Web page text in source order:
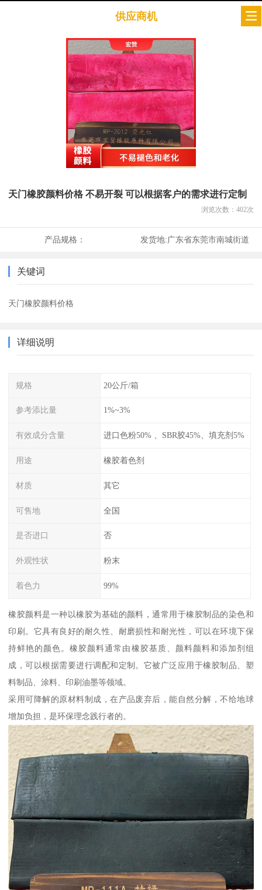
供应商机
天门橡胶颜料价格 不易开裂 可以根据客户的需求进行定制
浏览次数： 402次
产品规格： 发货地:广东省东莞市南城街道
关键词
天门橡胶颜料价格
详细说明
规格 20公斤/箱
参考添比量 1%~3%
有效成分含量 进口色粉50% 、SBR胶45%、填充剂5%
用途 橡胶着色剂
材质 其它
可售地 全国
是否进口 否
外观性状 粉末
着色力 99%
橡胶颜料是一种以橡胶为基础的颜料，通常用于橡胶制品的染色和
印刷。它具有良好的耐久性、耐磨损性和耐光性，可以在环境下保
持鲜艳的颜色。橡胶颜料通常由橡胶基质、颜料颜料和添加剂组
成，可以根据需要进行调配和定制。它被广泛应用于橡胶制品、塑
料制品、涂料、印刷油墨等领域。
采用可降解的原材料制成，在产品废弃后，能自然分解，不给地球
增加负担，是环保理念践行者的。